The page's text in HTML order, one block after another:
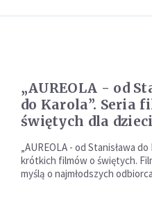
„AUREOLA - od
do Karola”. Seria
świętych dla dzieci
„AUREOLA - od Stanisława
krótkich filmów o świętych.
myślą o najmłodszych